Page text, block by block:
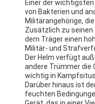
Einer der
von Bakterien und
Militärangehörige,
Zusätzlich zu
dem Träger einen
Militär- und
Der Helm verfügt
andere Trümmer die
wichtig in
Darüber hinaus ist
feuchten